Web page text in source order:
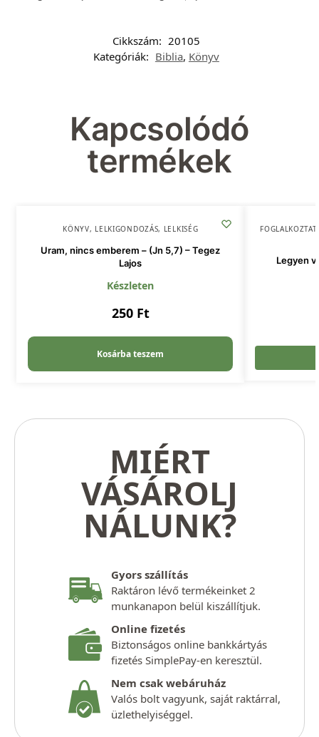
Cikkszám: 20105
Kategóriák: Biblia, Könyv
Kapcsolódó
termékek
KÖNYV, LELKIGONDOZÁS, LELKISÉG
Uram, nincs emberem – (Jn 5,7) – Tegez
Lajos
Készleten
250 Ft
Kosárba teszem
Legyen
MIÉRT
VÁSÁROLJ
NÁLUNK?
Gyors szállítás
Raktáron lévő termékeinket 2
munkanapon belül kiszállítjuk.
Online fizetés
Biztonságos online bankkártyás
fizetés SimplePay-en keresztül.
Nem csak webáruház
Valós bolt vagyunk, saját raktárral,
üzlethelyiséggel.